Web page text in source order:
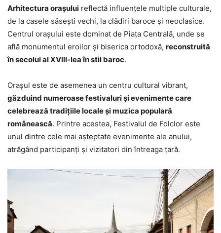
Arhitectura orașului reflectă influențele multiple culturale,
de la casele săsești vechi, la clădiri baroce și neoclasice.
Centrul orașului este dominat de Piața Centrală, unde se
află monumentul eroilor și biserica ortodoxă, reconstruită
în secolul al XVIII-lea în stil baroc.
Orașul este de asemenea un centru cultural vibrant,
găzduind numeroase festivaluri și evenimente care
celebrează tradițiile locale și muzica populară
românească. Printre acestea, Festivalul de Folclor este
unul dintre cele mai așteptate evenimente ale anului,
atrăgând participanți și vizitatori din întreaga țară.